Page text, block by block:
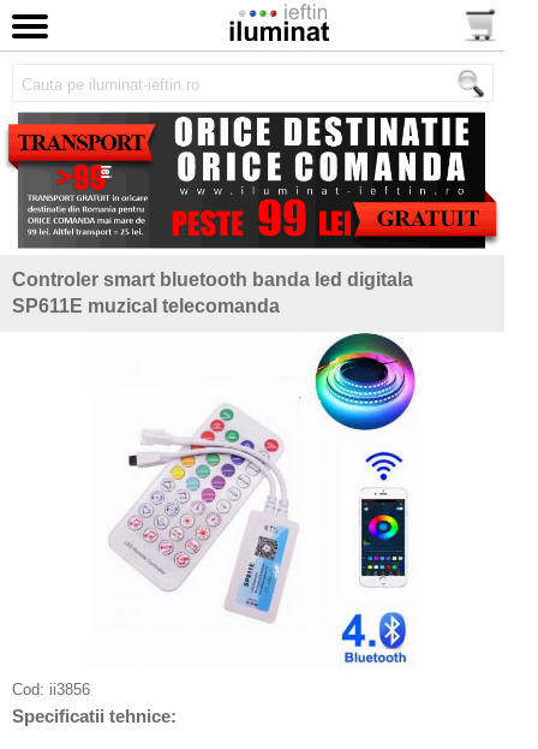
Controler smart bluetooth banda led digitala
SP611E muzical telecomanda
Cod: ii3856
Specificatii tehnice: